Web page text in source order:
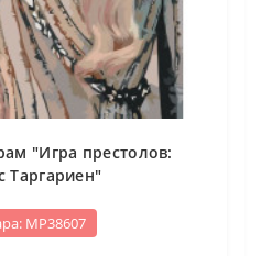
"Игра престолов:
Таргариен"
МР38607